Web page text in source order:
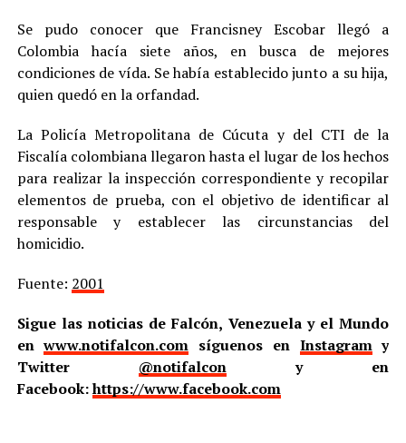
Se pudo conocer que Francisney Escobar llegó a
Colombia hacía siete años, en busca de mejores
condiciones de vída. Se había establecido junto a su hija,
quien quedó en la orfandad.
La Policía Metropolitana de Cúcuta y del CTI de la
Fiscalía colombiana llegaron hasta el lugar de los hechos
para realizar la inspección correspondiente y recopilar
elementos de prueba, con el objetivo de identificar al
responsable y establecer las circunstancias del
homicidio.
Fuente: 2001
Sigue las noticias de Falcón, Venezuela y el Mundo
enwww.notifalcon.com síguenos en Instagramy
Twitter @notifalcony en
Facebook:https://www.facebook.com